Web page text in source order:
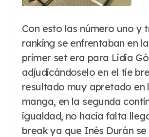
Con esto las número uno y
ranking se enfrentaban en
primer set era para Lidia
adjudicándoselo en el tie
resultado muy apretado en
manga, en la segunda
igualdad, no hacía falta
break ya que Inés Durán se